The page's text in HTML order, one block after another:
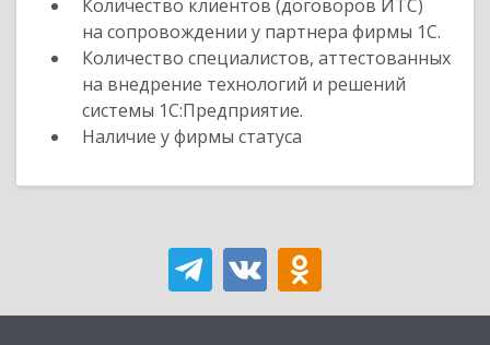
Количество клиентов (договоров ИТС)
на сопровождении у партнера фирмы 1С.
Количество специалистов, аттестованных
на внедрение технологий и решений
системы 1С:Предприятие.
Наличие у фирмы статуса